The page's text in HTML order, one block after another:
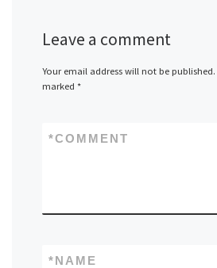
Leave a comment
Your email address will not be published.
marked *
COMMENT
*
NAME
*